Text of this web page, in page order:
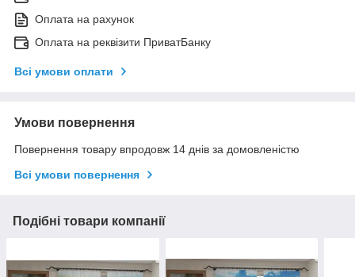
Оплата на рахунок
Оплата на реквізити ПриватБанку
Всі умови оплати
Умови повернення
Повернення товару впродовж 14 днів за домовленістю
Всі умови повернення
Подібні товари компанії